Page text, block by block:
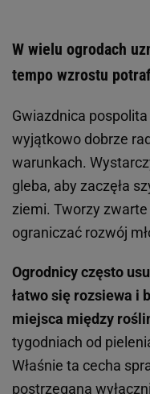
W wielu ogrodach
tempo wzrostu
Gwiazdnica
wyjątkowo dobrze
warunkach.
gleba, aby zaczęła
ziemi. Tworzy
ograniczać rozwój
Ogrodnicy często
łatwo się rozsiewa i
miejsca między
tygodniach od
Właśnie ta cecha
postrzegana